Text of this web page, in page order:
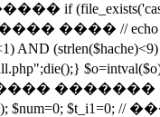
���� // echo
AND
$o=intval($o);
��